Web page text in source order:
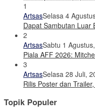
1
ArtsasSelasa 4
Dapat Sambutan Luar
2
ArtsasSabtu 1
Piala AFF 2026:
3
ArtsasSelasa 28 Juli,
Rilis Poster dan
Topik Populer